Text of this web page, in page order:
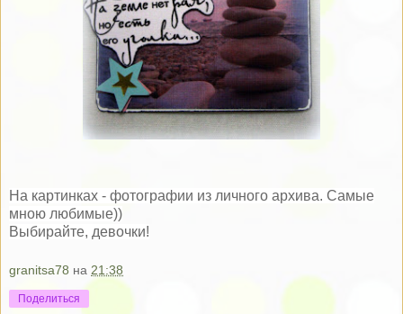
На картинках - фотографии из личного архива. Самые
мною любимые))
Выбирайте, девочки!
granitsa78 на 21:38
Поделиться